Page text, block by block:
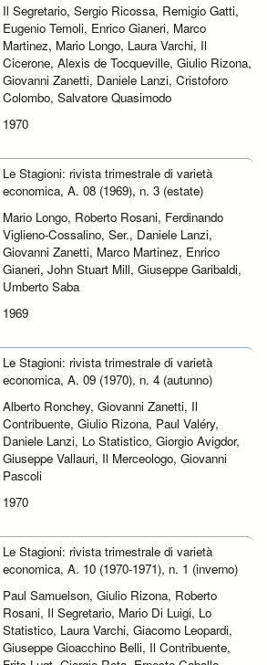
Il Segretario, Sergio Ricossa, Remigio Gatti,
Eugenio Temoli, Enrico Gianeri, Marco
Martinez, Mario Longo, Laura Varchi, Il
Cicerone, Alexis de Tocqueville, Giulio Rizona,
Giovanni Zanetti, Daniele Lanzi, Cristoforo
Colombo, Salvatore Quasimodo
1970
Le Stagioni: rivista trimestrale di varietà
economica, A. 08 (1969), n. 3 (estate)
Mario Longo, Roberto Rosani, Ferdinando
Viglieno-Cossalino, Ser., Daniele Lanzi,
Giovanni Zanetti, Marco Martinez, Enrico
Gianeri, John Stuart Mill, Giuseppe Garibaldi,
Umberto Saba
1969
Le Stagioni: rivista trimestrale di varietà
economica, A. 09 (1970), n. 4 (autunno)
Alberto Ronchey, Giovanni Zanetti, Il
Contribuente, Giulio Rizona, Paul Valéry,
Daniele Lanzi, Lo Statistico, Giorgio Avigdor,
Giuseppe Vallauri, Il Merceologo, Giovanni
Pascoli
1970
Le Stagioni: rivista trimestrale di varietà
economica, A. 10 (1970-1971), n. 1 (inverno)
Paul Samuelson, Giulio Rizona, Roberto
Rosani, Il Segretario, Mario Di Luigi, Lo
Statistico, Laura Varchi, Giacomo Leopardi,
Giuseppe Gioacchino Belli, Il Contribuente,